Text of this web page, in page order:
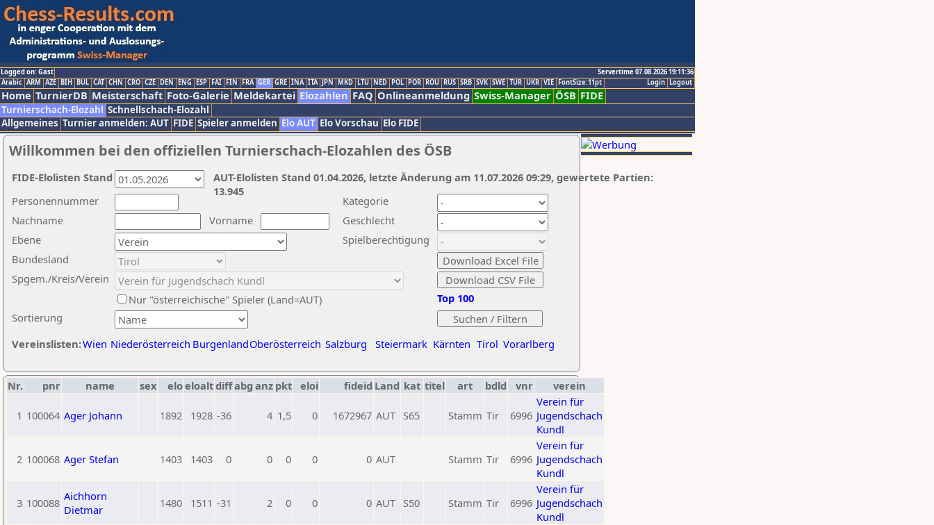
Logged on: Gast
Servertime 07.08.2026 19:11:36
Logout
Login
Arabic ARM AZE BIH BUL CAT CHN CRO CZE DEN ENG ESP FAI FIN FRA GER GRE INA ITA JPN MKD LTU NED POL POR ROU RUS SRB SVK SWE TUR UKR VIE FontSize:11pt
Home TurnierDB Meisterschaft Foto-Galerie Meldekartei Elozahlen FAQ Onlineanmeldung Swiss-Manager ÖSB FIDE
Turnierschach-Elozahl Schnellschach-Elozahl
Allgemeines Turnier anmelden: AUT FIDE Spieler anmelden Elo AUT Elo Vorschau Elo FIDE
Willkommen bei den offiziellen Turnierschach-Elozahlen des ÖSB
Nachname
Vorname
Ebene
Kategorie
Sortierung
Personennummer
Bundesland
Spgem./Kreis/Verein
Geschlecht
Nur "österreichische" Spieler (Land=AUT)
Spielberechtigung
Vereinslisten:Wien Niederösterreich BurgenlandOberösterreich Salzburg Steiermark Kärnten Tirol Vorarlberg
Top 100
AUT-Elolisten Stand 01.04.2026, letzte Änderung am 11.07.2026 09:29, gewertete Partien:
13.945
FIDE-Elolisten Stand
Nr. pnr name sex eloeloaltdiffabg anz pkt eloi fideid Land kat titel art bdld vnr verein
1 100064 Ager Johann 1892 1928 -36 4 1,5 0 1672967 AUT S65 Stamm Tir 6996
Verein für
Jugendschach
Kundl
2 100068 Ager Stefan 1403 1403 0 0 0 0 0 AUT Stamm Tir 6996
Verein für
Jugendschach
Kundl
3 100088 Aichhorn
Dietmar
1480 1511 -31 2 0 0 0 AUT S50 Stamm Tir 6996
Verein für
Jugendschach
Kundl